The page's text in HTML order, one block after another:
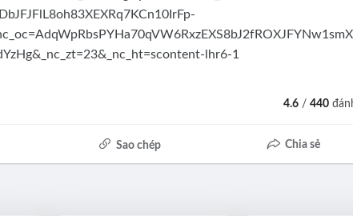
4.6 /440
Sao chép Chia sẻ